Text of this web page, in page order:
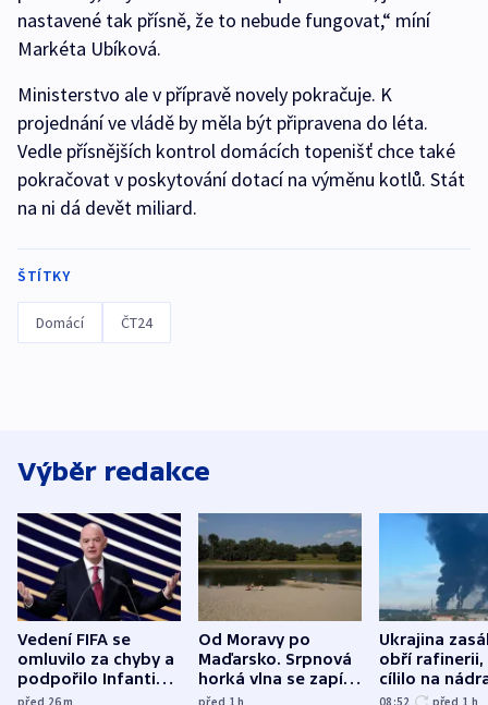
nastavené tak přísně, že to nebude fungovat,“ míní
Markéta Ubíková.
Ministerstvo ale v přípravě novely pokračuje. K
projednání ve vládě by měla být připravena do léta.
Vedle přísnějších kontrol domácích topenišť chce také
pokračovat v poskytování dotací na výměnu kotlů. Stát
na ni dá devět miliard.
ŠTÍTKY
Domácí ČT24
Výběr redakce
Vedení FIFA se
omluvilo za chyby a
podpořilo Infantina.
UEFA trvá na
před 26m
Od Moravy po
Maďarsko. Srpnová
horká vlna se zapíše
do dějin
před 1h
Ukrajina
obří rafinerii,
cílilo na
autobus
08:52 před 1 h